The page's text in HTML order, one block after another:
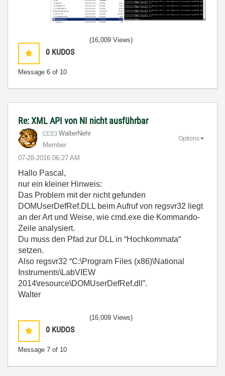
0 KUDOS
Message 6 of 10
(16,009 Views)
Re: XML API von NI nicht ausführbar
WalterNehr
Member
‎07-28-2016 06:27 AM
Options
Hallo Pascal,
nur ein kleiner Hinweis:
Das Problem mit der nicht gefunden
DOMUserDefRef.DLL beim Aufruf von regsvr32 liegt
an der Art und Weise, wie cmd.exe die Kommando-
Zeile analysiert.
Du muss den Pfad zur DLL in “Hochkommata“
setzen.
Also regsvr32 “C:\Program Files (x86)\National
Instruments\LabVIEW
2014\resource\DOMUserDefRef.dll”.
Walter
0 KUDOS
Message 7 of 10
(16,009 Views)